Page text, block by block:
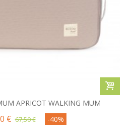
APRICOT WALKING MUM
€ 67,50 € -40%